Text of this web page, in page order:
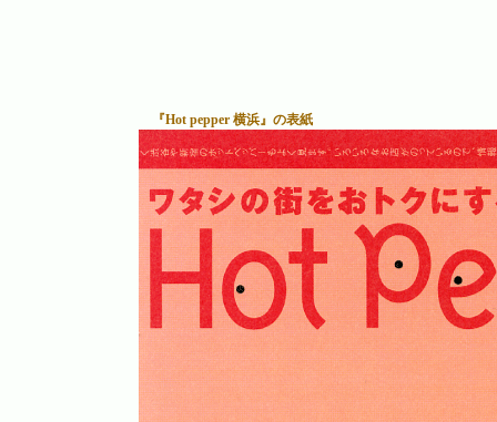
『Hot pepper 横浜』の表紙